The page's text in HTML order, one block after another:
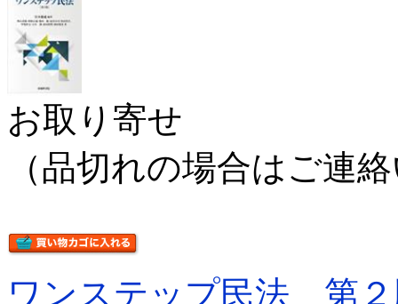
お取り寄せ
（品切れの場合はご連
ワンステップ民法 第